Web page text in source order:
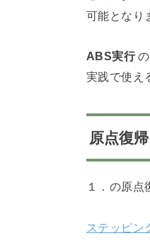
可能となり
ABS実行
実践で使え
原点復帰
１．の原点
ステッピン